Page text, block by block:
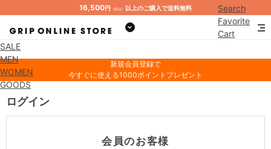
16,500円 （税込） 以上のご購入で送料無料
Search
Favorite
Cart
SALE
MEN
WOMEN
GOODS
新規会員登録で
今すぐに使える1000ポイントプレゼント
ログイン
会員のお客様